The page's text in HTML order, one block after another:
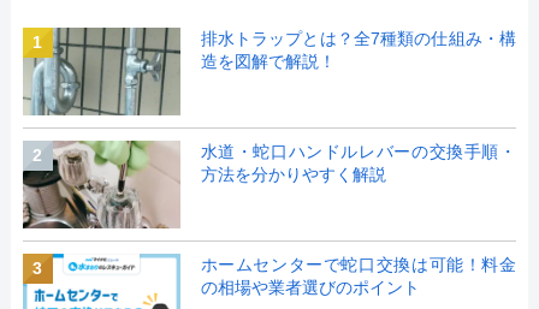
1
排水トラップとは？全7種類の仕組み・構
造を図解で解説！
2
水道・蛇口ハンドルレバーの交換手順・
方法を分かりやすく解説
3
ホームセンターで蛇口交換は可能！料金
の相場や業者選びのポイント